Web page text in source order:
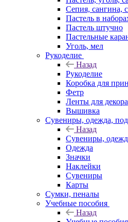
Сепия, сангина,
Пастель в
Пастель штучно
Пастельные
Уголь, мел
Рукоделие
Назад
Рукоделие
Коробка для
Фетр
Ленты для декора
Вышивка
Сувениры, одежда,
Назад
Сувениры,
Одежда
Значки
Наклейки
Сувениры
Карты
Сумки, пеналы
Учебные пособия
Назад